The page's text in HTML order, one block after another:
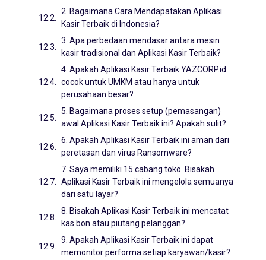
2. Bagaimana Cara Mendapatakan Aplikasi
Kasir Terbaik di Indonesia?
3. Apa perbedaan mendasar antara mesin
kasir tradisional dan Aplikasi Kasir Terbaik?
4. Apakah Aplikasi Kasir Terbaik YAZCORP.id
cocok untuk UMKM atau hanya untuk
perusahaan besar?
5. Bagaimana proses setup (pemasangan)
awal Aplikasi Kasir Terbaik ini? Apakah sulit?
6. Apakah Aplikasi Kasir Terbaik ini aman dari
peretasan dan virus Ransomware?
7. Saya memiliki 15 cabang toko. Bisakah
Aplikasi Kasir Terbaik ini mengelola semuanya
dari satu layar?
8. Bisakah Aplikasi Kasir Terbaik ini mencatat
kas bon atau piutang pelanggan?
9. Apakah Aplikasi Kasir Terbaik ini dapat
memonitor performa setiap karyawan/kasir?